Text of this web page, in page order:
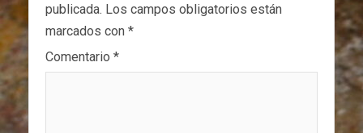
publicada. Los campos obligatorios están
marcados con *
Comentario *